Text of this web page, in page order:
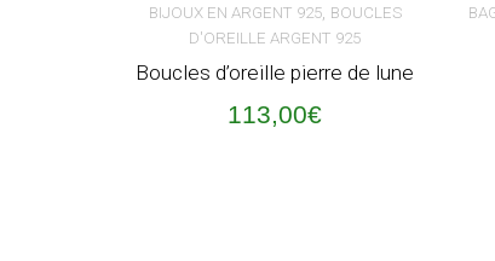
BIJOUX EN ARGENT 925, BOUCLES
D'OREILLE ARGENT 925
Boucles d’oreille pierre de lune
113,00€